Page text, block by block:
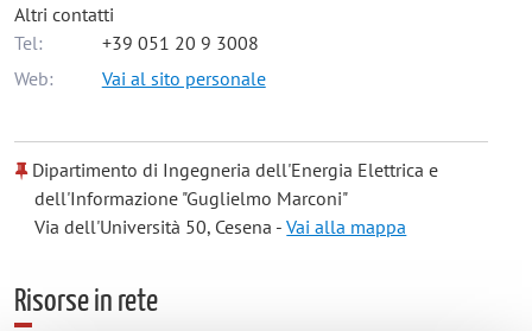
Altri contatti
Tel:
+39 051 20 9 3008
Web:
Vai al sito personale
Dipartimento di Ingegneria dell'Energia Elettrica e
dell'Informazione "Guglielmo Marconi"
Via dell'Università 50, Cesena -Vai alla mappa
Risorse in rete